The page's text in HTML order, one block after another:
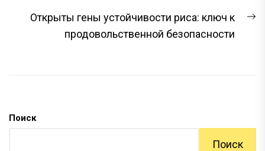
Открыты гены устойчивости риса: ключ к
продовольственной безопасности
Поиск
Поиск